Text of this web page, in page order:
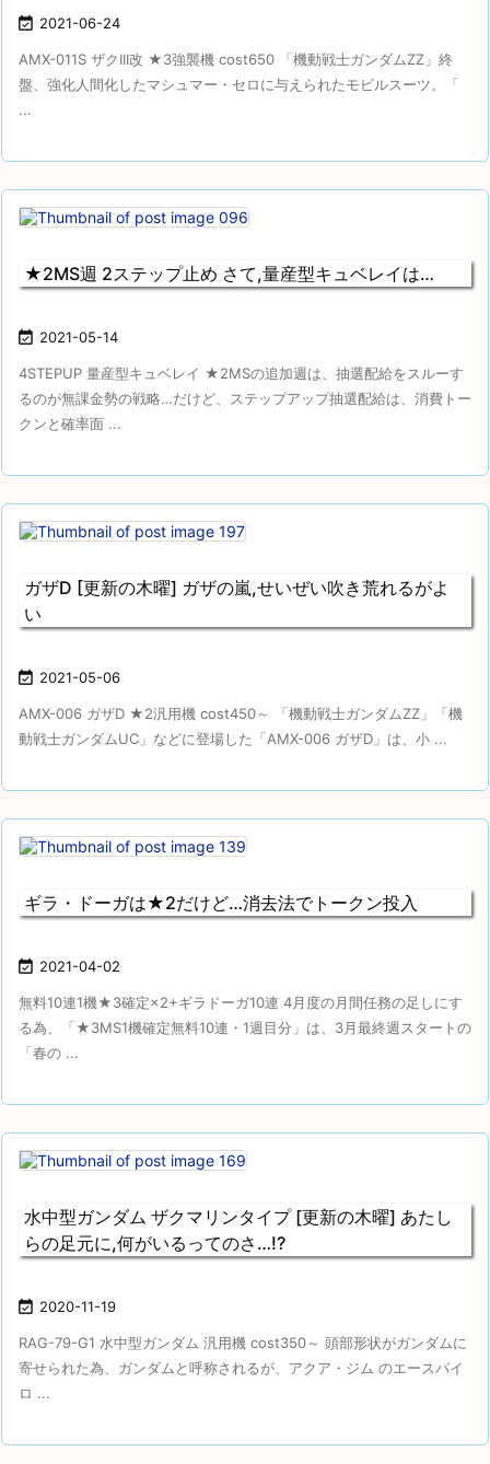
 2021-06-24
AMX-011S ザクIII改 ★3強襲機 cost650 「機動戦士ガンダムZZ」終
盤、強化人間化したマシュマー・セロに与えられたモビルスーツ。「
...
★2MS週 2ステップ止め さて,量産型キュベレイは…
 2021-05-14
4STEPUP 量産型キュベレイ ★2MSの追加週は、抽選配給をスルーす
るのが無課金勢の戦略…だけど、ステップアップ抽選配給は、消費トー
クンと確率面 ...
ガザD [更新の木曜] ガザの嵐,せいぜい吹き荒れるがよ
い
 2021-05-06
AMX-006 ガザD ★2汎用機 cost450～ 「機動戦士ガンダムZZ」「機
動戦士ガンダムUC」などに登場した「AMX-006 ガザD」は、小 ...
ギラ・ドーガは★2だけど…消去法でトークン投入
 2021-04-02
無料10連1機★3確定×2+ギラドーガ10連 4月度の月間任務の足しにす
る為、「★3MS1機確定無料10連・1週目分」は、3月最終週スタートの
「春の ...
水中型ガンダム ザクマリンタイプ [更新の木曜] あたし
らの足元に,何がいるってのさ…!?
 2020-11-19
RAG-79-G1 水中型ガンダム 汎用機 cost350～ 頭部形状がガンダムに
寄せられた為、ガンダムと呼称されるが、アクア・ジム のエースパイ
ロ ...